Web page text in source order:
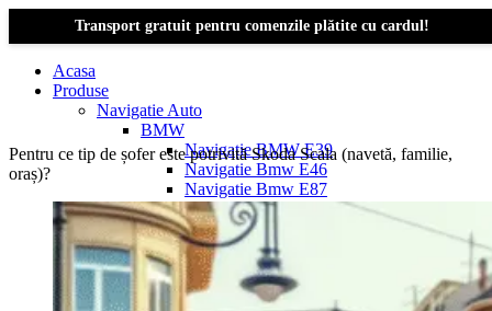
Transport gratuit pentru comenzile plătite cu cardul!
Acasa
Produse
Navigatie Auto
BMW
Navigație BMW E39
Navigatie Bmw E46
Navigatie Bmw E87
Navigatie Bmw E90
Navigatie Bmw E91
Navigatie Bmw F10
Navigatie Bmw F30
Navigatie Bmw Seria 1 E87
Navigatie Bmw X1
Pentru ce tip de șofer este potrivită Skoda Scala (navetă, familie,
oraș)?